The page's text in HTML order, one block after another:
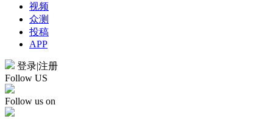
视频
众测
投稿
APP
登录|注册
Follow US
Follow us on